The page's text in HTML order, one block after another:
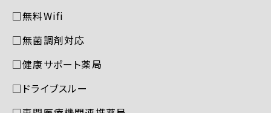
□無料Wifi
□無菌調剤対応
□健康サポート薬局
□ドライブスルー